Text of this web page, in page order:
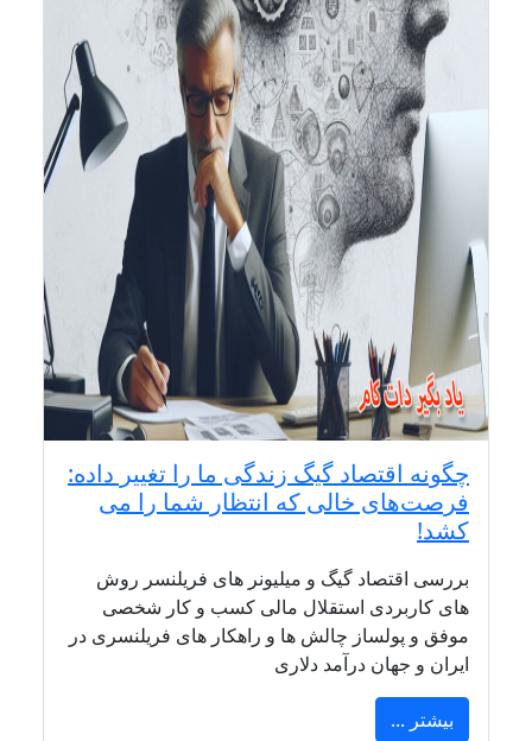
چگونه اقتصاد گیگ زندگی ما را تغییر داده:
فرصت‌های خالی که انتظار شما را می
کشد!
بررسی اقتصاد گیگ و میلیونر های فریلنسر روش
های کاربردی استقلال مالی کسب و کار شخصی
موفق و پولساز چالش ها و راهکار های فریلنسری در
ایران و جهان درآمد دلاری
بیشتر ...